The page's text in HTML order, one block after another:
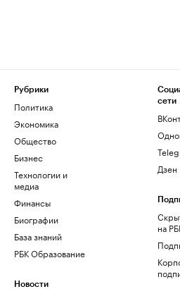
Рубрики
Политика
Экономика
Общество
Бизнес
Технологии и
медиа
Финансы
Биографии
База знаний
РБК Образование
Новости
сети
Дзен
на